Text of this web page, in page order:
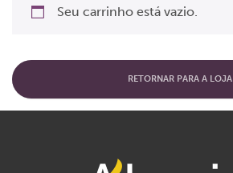
Seu carrinho está vazio.
RETORNAR PARA A LOJA